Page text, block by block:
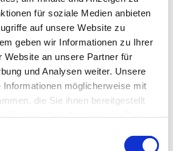
für soziale Medien anbieten
auf unsere Website zu
geben wir Informationen zu Ihrer
Website an unsere Partner für
und Analysen weiter. Unsere
Informationen möglicherweise mit
die Sie ihnen bereitgestellt
TRF Cadre of technical
Austria and Switzerland:
Linda Gebser, E-Mail:
of Technical Advisers in
zu Brennstein, RC
RC Mönchengladbach